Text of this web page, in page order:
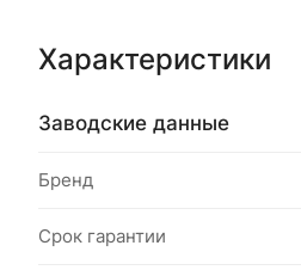
Характеристики
Заводские данные
Бренд
Срок гарантии